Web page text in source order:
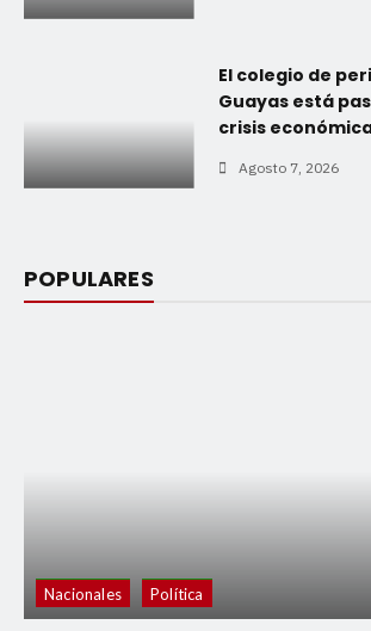
El colegio de
Guayas está
crisis
Agosto 7, 2026
POPULARES
Nacionales Política